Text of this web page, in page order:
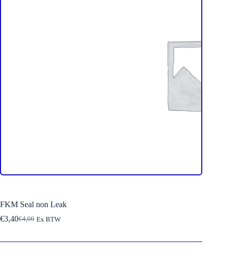
FKM Seal non Leak
€4,00
Oorspronkelijke
was:
€3,40Huidige
is:
Ex BTW